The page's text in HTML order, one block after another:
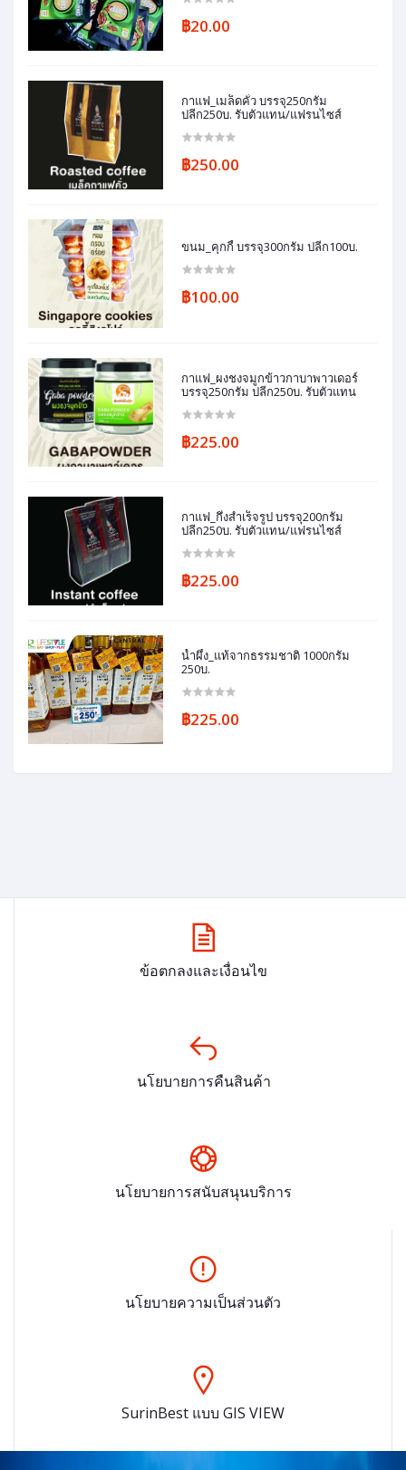
฿20.00
กาแฟ_เมล็ดคั่ว บรรจุ250กรัม
ปลีก250บ. รับตัวแทน/แฟรนไซส์
฿250.00
ขนม_คุกกี้ บรรจุ300กรัม ปลีก100บ.
฿100.00
กาแฟ_ผงชงจมูกข้าวกาบาพาวเดอร์
บรรจุ250กรัม ปลีก250บ. รับตัวแทน
฿225.00
กาแฟ_กึ่งสำเร็จรูป บรรจุ200กรัม
ปลีก250บ. รับตัวแทน/แฟรนไซส์
฿225.00
น้ำผึ้ง_แท้จากธรรมชาติ 1000กรัม
250บ.
฿225.00
ข้อตกลงและเงื่อนไข
นโยบายการคืนสินค้า
นโยบายการสนับสนุนบริการ
นโยบายความเป็นส่วนตัว
SurinBest แบบ GIS VIEW